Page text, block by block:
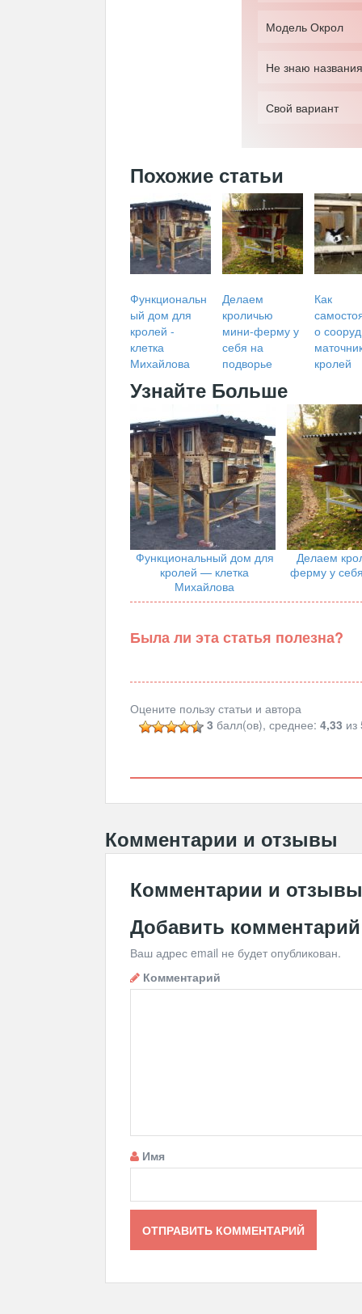
Модель Окрол
Не знаю
Свой вариант
Похожие статьи
Функциональн
ый дом для
кролей -
клетка
Михайлова
Делаем
кроличью
мини-ферму у
себя на
подворье
Как
о
кролей
Узнайте Больше
Функциональный дом для
кролей — клетка
Михайлова
Делаем
ферму у
Была ли эта статья полезна?
Оцените пользу статьи и автора
3 балл(ов), среднее:4,33 из
Комментарии и отзывы
Комментарии и отзывы
Добавить комментарий
Ваш адрес email не будет опубликован.
Комментарий
Имя